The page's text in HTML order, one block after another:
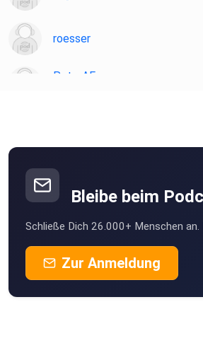
roesser
PeterAF
ghospach
Karlsruhe
Felix1928
Düsseldorf
MSWMGPodcast
Bleibe beim
Schließe Dich 26.000+ Menschen
Zur Anmeldung